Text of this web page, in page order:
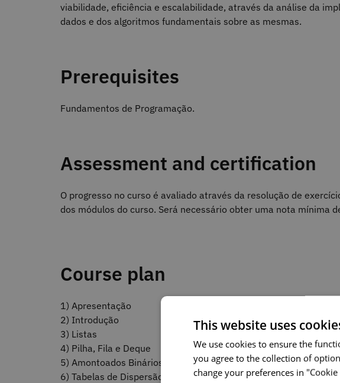
viabilidade, eficiência e escalabilidade, através da análise da
dados e dos algoritmos fundamentais sobre as mesmas.
Prerequisites
Fundamentos de Programação.
Assessment and certification
O progresso no curso é avaliado através da resolução de
dos módulos do curso. Será necessário obter uma nota mínima
Course plan
1) Apresentação
2) Introdução
3) Listas
4) Pilha, Fila e Deque
5) Amontoados Binários e Filas Prioritárias
6) Tabelas de Dispersão, Conjuntos e Dicionários
This website uses
We use cookies to ensure the
you agree to the collection of
change your preferences in "Cookie